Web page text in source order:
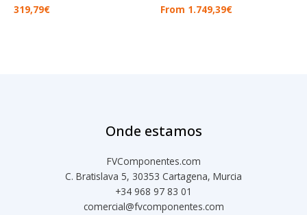
319,79€ From 1.749,39€
Onde estamos
FVComponentes.com
C. Bratislava 5, 30353 Cartagena, Murcia
+34 968 97 83 01
comercial@fvcomponentes.com